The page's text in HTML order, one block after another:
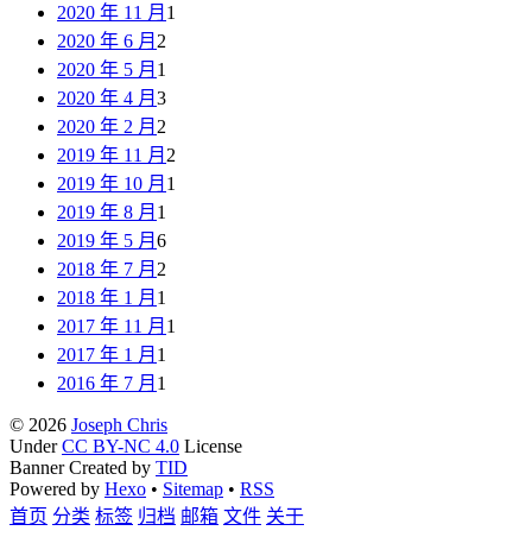
2020 年 11 月 1
2020 年 6 月 2
2020 年 5 月 1
2020 年 4 月 3
2020 年 2 月 2
2019 年 11 月 2
2019 年 10 月 1
2019 年 8 月 1
2019 年 5 月 6
2018 年 7 月 2
2018 年 1 月 1
2017 年 11 月 1
2017 年 1 月 1
2016 年 7 月 1
© 2026 Joseph Chris
UnderCC BY-NC 4.0 License
Banner Created by TID
Powered by Hexo • Sitemap • RSS
首页 分类 标签 归档 邮箱 文件 关于